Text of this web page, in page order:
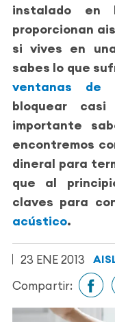
instalado en
proporcionan
si vives en
sabes lo que
ventanas de
bloquear
importante
encontremos
dineral para
que al
claves para
acústico.
23 ENE 2013
Compartir: